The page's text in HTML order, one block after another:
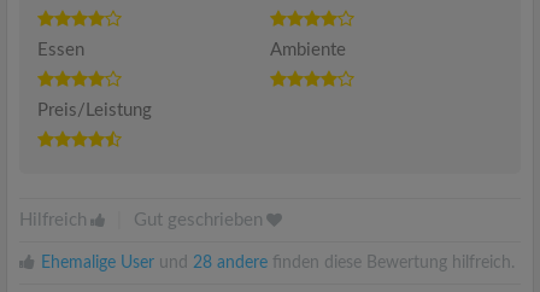
Essen Ambiente
Preis/Leistung
Hilfreich Gut geschrieben
Ehemalige User und 28 andere finden diese Bewertung hilfreich.